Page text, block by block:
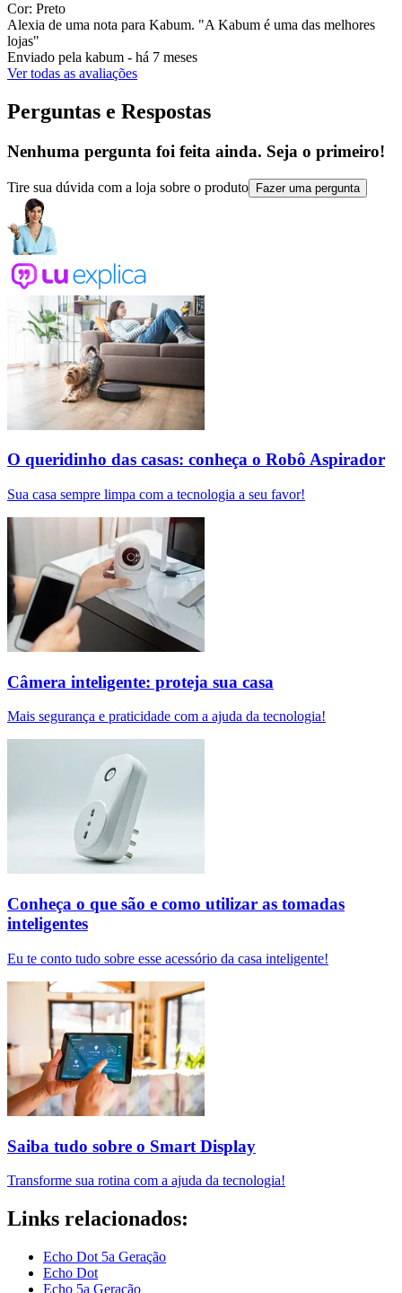
Cor: Preto
Alexia de uma nota para Kabum. "A Kabum é uma das melhores
lojas"
Enviado pela kabum - há 7 meses
Ver todas as avaliações
Perguntas e Respostas
Nenhuma pergunta foi feita ainda. Seja o primeiro!
Tire sua dúvida com a loja sobre o produto Fazer uma pergunta
O queridinho das casas: conheça o Robô Aspirador
Sua casa sempre limpa com a tecnologia a seu favor!
Câmera inteligente: proteja sua casa
Mais segurança e praticidade com a ajuda da tecnologia!
Conheça o que são e como utilizar as tomadas
inteligentes
Eu te conto tudo sobre esse acessório da casa inteligente!
Saiba tudo sobre o Smart Display
Transforme sua rotina com a ajuda da tecnologia!
Links relacionados:
Echo Dot 5a Geração
Echo Dot
Echo 5a Geração